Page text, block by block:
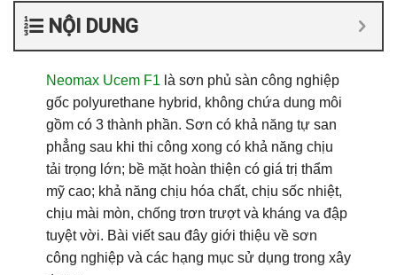
NỘI DUNG
Neomax Ucem F1 là sơn phủ sàn công nghiệp
gốc polyurethane hybrid, không chứa dung môi
gồm có 3 thành phần. Sơn có khả năng tự san
phẳng sau khi thi công xong có khả năng chịu
tải trọng lớn; bề mặt hoàn thiện có giá trị thẩm
mỹ cao; khả năng chịu hóa chất, chịu sốc nhiệt,
chịu mài mòn, chống trơn trượt và kháng va đập
tuyệt vời. Bài viết sau đây giới thiệu về sơn
công nghiệp và các hạng mục sử dụng trong xây